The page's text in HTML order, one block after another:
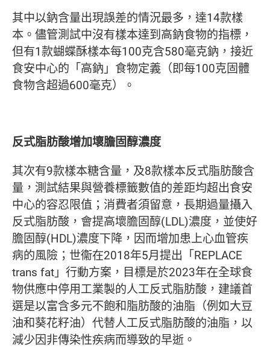
其中以鈉含量出現誤差的情況最多，達14款樣
本。儘管測試中沒有樣本達到高鈉食物的指標，
但有1款蝴蝶酥樣本每100克含580毫克鈉，接近
食安中心的「高鈉」食物定義（即每100克固體
食物含超過600毫克）。
反式脂肪酸增加壞膽固醇濃度
其次有9款樣本糖含量，及8款樣本反式脂肪酸含
量，測試結果與營養標籤數值的差距均超出食安
中心的容忍限值；消費者須留意，長期過量攝入
反式脂肪酸，會提高壞膽固醇(LDL)濃度，並使好
膽固醇(HDL)濃度下降，因而增加患上心血管疾
病的風險；世衞在2018年5月提出「REPLACE
trans fat」行動方案，目標是於2023年在全球食
物供應中停用工業製的人工反式脂肪酸，建議首
選是以富含多元不飽和脂肪酸的油脂（例如大豆
油和葵花籽油）代替人工反式脂肪酸的油脂，以
減少因非傳染性疾病而導致的早逝。